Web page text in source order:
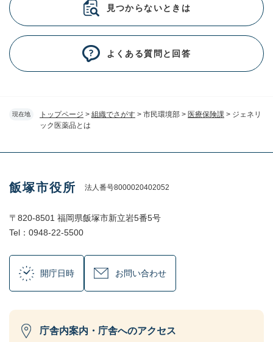
現在地 トップページ > 組織でさがす > 市民環境部 > 医療保険課 > ジェネリ
ック医薬品とは
見つからないときは
よくある質問と回答
飯塚市役所 法人番号8000020402052
〒820-8501 福岡県飯塚市新立岩5番5号
Tel：0948-22-5500
開庁日時 お問い合わせ
庁舎内案内・庁舎へのアクセス